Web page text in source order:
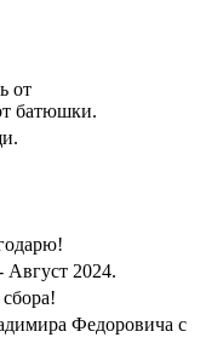
от
батюшки.
Август 2024.
Федоровича с